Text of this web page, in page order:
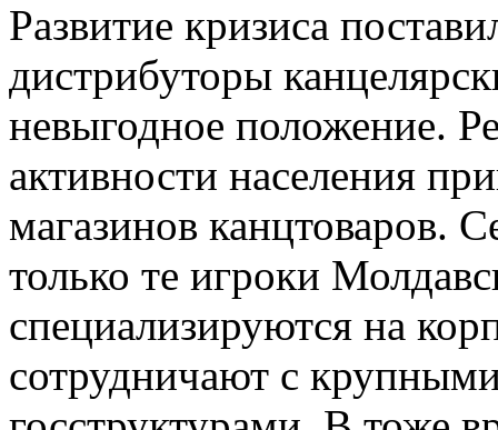
Развитие кризиса
дистрибуторы
невыгодное положение.
активности населения
магазинов канцтоваров.
только те игроки
специализируются на
сотрудничают с